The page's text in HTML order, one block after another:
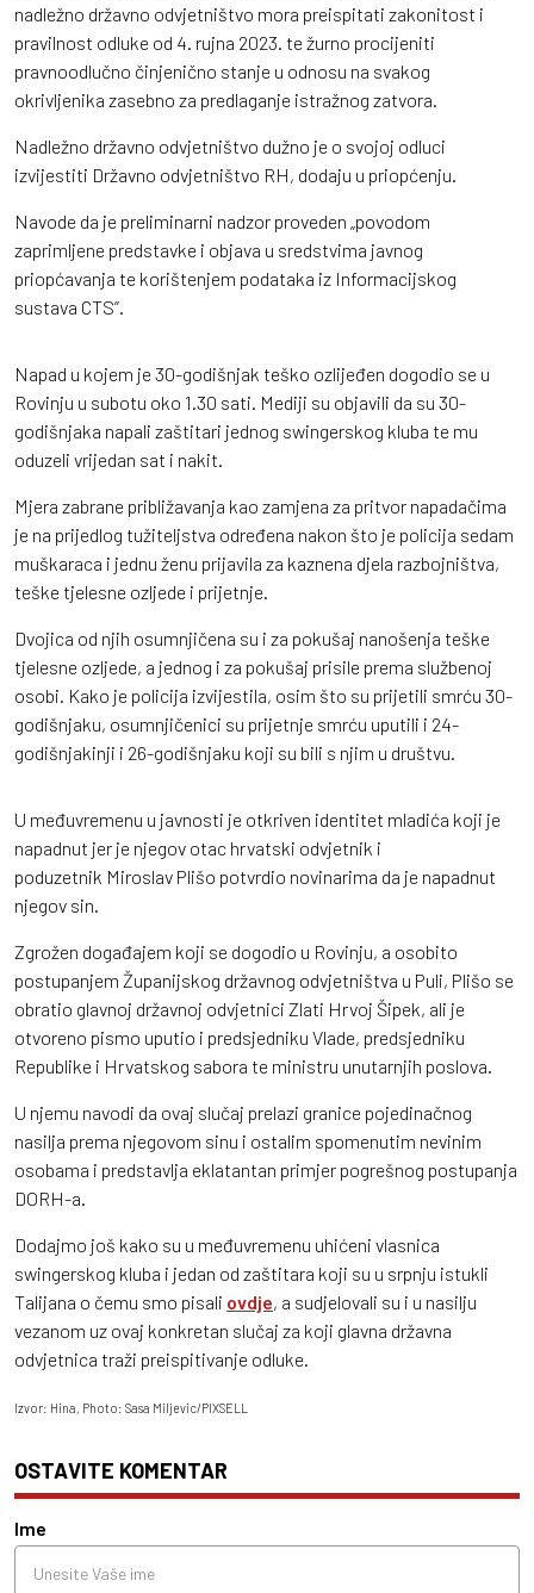
nadležno državno odvjetništvo mora preispitati zakonitost i
pravilnost odluke od 4. rujna 2023. te žurno procijeniti
pravnoodlučno činjenično stanje u odnosu na svakog
okrivljenika zasebno za predlaganje istražnog zatvora.
Nadležno državno odvjetništvo dužno je o svojoj odluci
izvijestiti Državno odvjetništvo RH, dodaju u priopćenju.
Navode da je preliminarni nadzor proveden „povodom
zaprimljene predstavke i objava u sredstvima javnog
priopćavanja te korištenjem podataka iz Informacijskog
sustava CTS”.
Napad u kojem je 30-godišnjak teško ozlijeđen dogodio se u
Rovinju u subotu oko 1.30 sati. Mediji su objavili da su 30-
godišnjaka napali zaštitari jednog swingerskog kluba te mu
oduzeli vrijedan sat i nakit.
Mjera zabrane približavanja kao zamjena za pritvor napadačima
je na prijedlog tužiteljstva određena nakon što je policija sedam
muškaraca i jednu ženu prijavila za kaznena djela razbojništva,
teške tjelesne ozljede i prijetnje.
Dvojica od njih osumnjičena su i za pokušaj nanošenja teške
tjelesne ozljede, a jednog i za pokušaj prisile prema službenoj
osobi. Kako je policija izvijestila, osim što su prijetili smrću 30-
godišnjaku, osumnjičenici su prijetnje smrću uputili i 24-
godišnjakinji i 26-godišnjaku koji su bili s njim u društvu.
U međuvremenu u javnosti je otkriven identitet mladića koji je
napadnut jer je njegov otac hrvatski odvjetnik i
poduzetnik Miroslav Plišo potvrdio novinarima da je napadnut
njegov sin.
Zgrožen događajem koji se dogodio u Rovinju, a osobito
postupanjem Županijskog državnog odvjetništva u Puli, Plišo se
obratio glavnoj državnoj odvjetnici Zlati Hrvoj Šipek, ali je
otvoreno pismo uputio i predsjedniku Vlade, predsjedniku
Republike i Hrvatskog sabora te ministru unutarnjih poslova.
U njemu navodi da ovaj slučaj prelazi granice pojedinačnog
nasilja prema njegovom sinu i ostalim spomenutim nevinim
osobama i predstavlja eklatantan primjer pogrešnog postupanja
DORH-a.
Dodajmo još kako su u međuvremenu uhićeni vlasnica
swingerskog kluba i jedan od zaštitara koji su u srpnju istukli
Talijana o čemu smo pisali ovdje, a sudjelovali su i u nasilju
vezanom uz ovaj konkretan slučaj za koji glavna državna
odvjetnica traži preispitivanje odluke.
Izvor: Hina, Photo: Sasa Miljevic/PIXSELL
OSTAVITE KOMENTAR
Ime